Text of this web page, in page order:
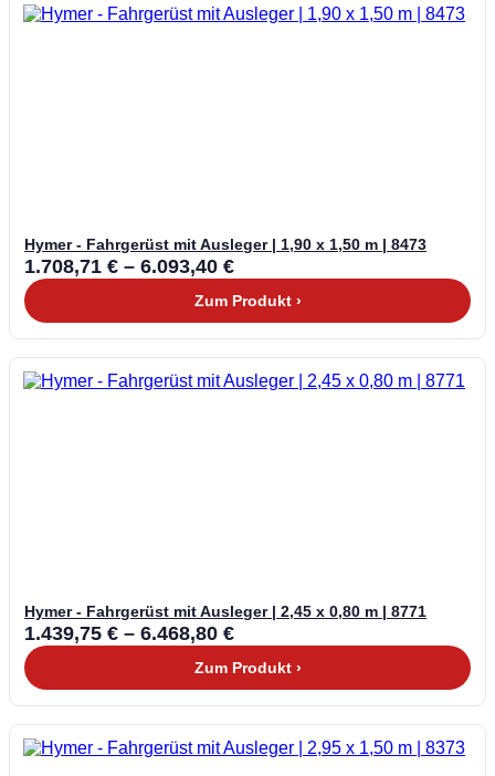
Hymer - Fahrgerüst mit Ausleger | 1,90 x 1,50 m | 8473
1.708,71 € – 6.093,40 €
Zum Produkt ›
Hymer - Fahrgerüst mit Ausleger | 2,45 x 0,80 m | 8771
1.439,75 € – 6.468,80 €
Zum Produkt ›